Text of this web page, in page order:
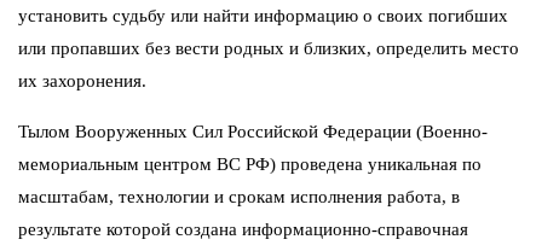
установить судьбу или найти информацию о своих погибших
или пропавших без вести родных и близких, определить место
их захоронения.
Тылом Вооруженных Сил Российской Федерации (Военно-
мемориальным центром ВС РФ) проведена уникальная по
масштабам, технологии и срокам исполнения работа, в
результате которой создана информационно-справочная